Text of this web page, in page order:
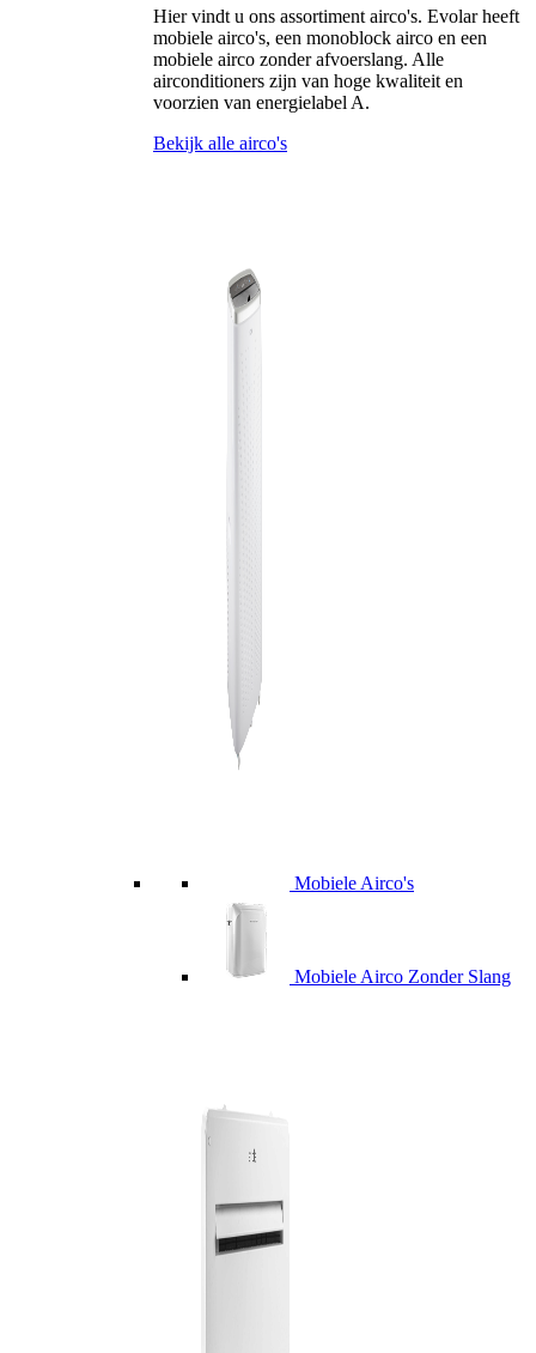
Hier vindt u ons assortiment airco's. Evolar heeft
mobiele airco's, een monoblock airco en een
mobiele airco zonder afvoerslang. Alle
airconditioners zijn van hoge kwaliteit en
voorzien van energielabel A.
Bekijk alle airco's
Mobiele Airco's
Mobiele Airco Zonder Slang